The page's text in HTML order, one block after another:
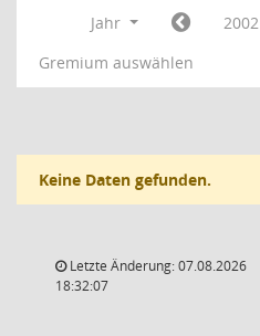
Jahr
2002
Gremium auswählen
Keine Daten gefunden.
Letzte Änderung: 07.08.2026
18:32:07